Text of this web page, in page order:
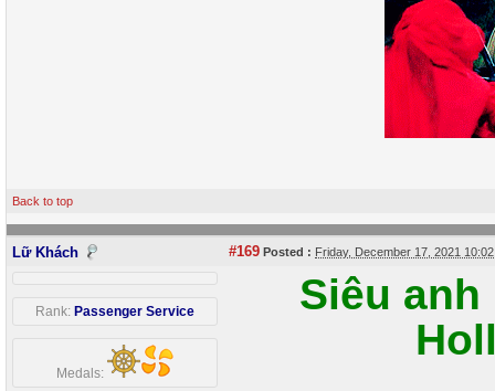
Back to top
Lữ Khách #169 Posted : Friday, December 17, 2021
Rank: Passenger Service
Medals:
Siêu anh